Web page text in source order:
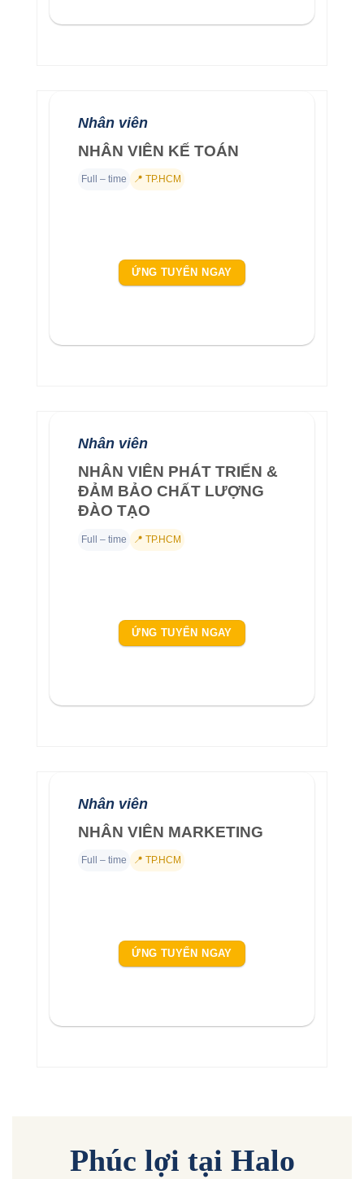
Nhân viên
NHÂN VIÊN KẾ TOÁN
Full – time 📍 TP.HCM
ỨNG TUYỂN NGAY
Nhân viên
NHÂN VIÊN PHÁT TRIỂN &
ĐẢM BẢO CHẤT LƯỢNG
ĐÀO TẠO
Full – time 📍 TP.HCM
ỨNG TUYỂN NGAY
Nhân viên
NHÂN VIÊN MARKETING
Full – time 📍 TP.HCM
ỨNG TUYỂN NGAY
Phúc lợi tại Halo